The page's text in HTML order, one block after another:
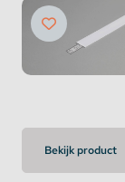
Bekijk product